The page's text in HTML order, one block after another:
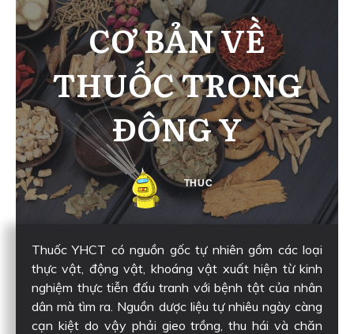
CƠ BẢN VỀ
THUỐC TRONG
ĐÔNG Y
THUC
Thuốc YHCT có nguồn gốc tự nhiên gồm các loại
thực vật, động vật, khoáng vật xuất hiện từ kinh
nghiệm thực tiễn đấu tranh với bệnh tật của nhân
dân mà tìm ra. Nguồn dược liệu tự nhiêu ngày càng
cạn kiệt do vậy phải gieo trồng, thu hái và chăn